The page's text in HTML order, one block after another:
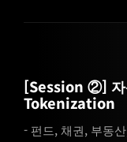
[Session ②] 자
Tokenization
- 펀드, 채권, 부동